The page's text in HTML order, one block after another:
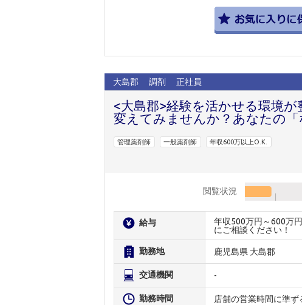
大島郡 調剤 正社員
<大島郡>経験を活かせる環境
変えてみませんか？あなたの
管理薬剤師 一般薬剤師 年収600万以上O.K.
閲覧状況
給与
年収500万円～600万
にご相談ください！
勤務地 鹿児島県 大島郡
交通機関 -
勤務時間 店舗の営業時間に準ず